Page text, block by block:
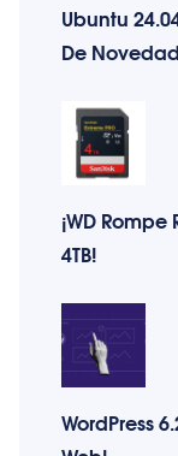
Ubuntu
De
¡WD
4TB!
WordPress